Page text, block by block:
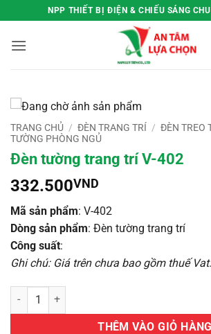
qua
nội
NPP THIẾT BỊ ĐIỆN & CHIẾU SÁNG
TRANG CHỦ / ĐÈN TRANG TRÍ / ĐÈN TREO
TƯỜNG PHÒNG NGỦ
Đèn tường trang trí V-402
332.500VND
Mã sản phẩm: V-402
Dòng sản phẩm: Đèn tường trang trí
Công suất:
Ghi chú: Giá trên chưa bao gồm thuế Vat.
Đèn tường trang trí V-402 số lượng
THÊM VÀO GIỎ HÀNG